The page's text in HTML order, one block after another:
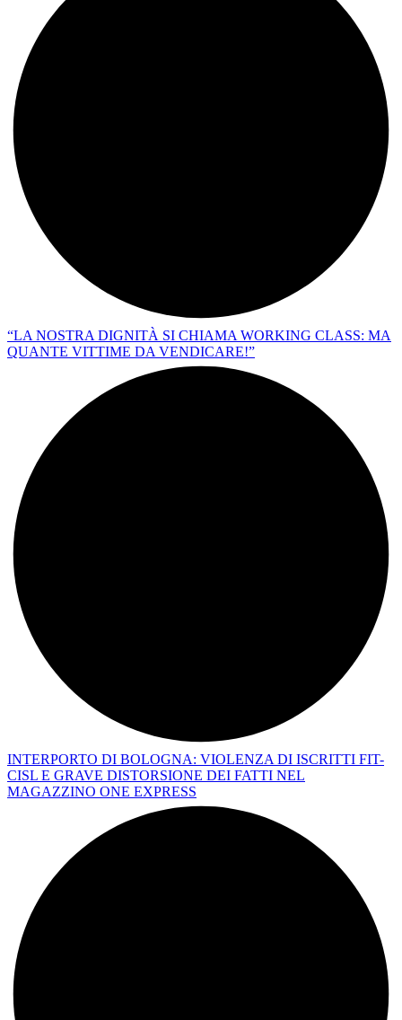
“LA NOSTRA DIGNITÀ SI CHIAMA WORKING CLASS: MA
QUANTE VITTIME DA VENDICARE!”
INTERPORTO DI BOLOGNA: VIOLENZA DI ISCRITTI FIT-
CISL E GRAVE DISTORSIONE DEI FATTI NEL
MAGAZZINO ONE EXPRESS